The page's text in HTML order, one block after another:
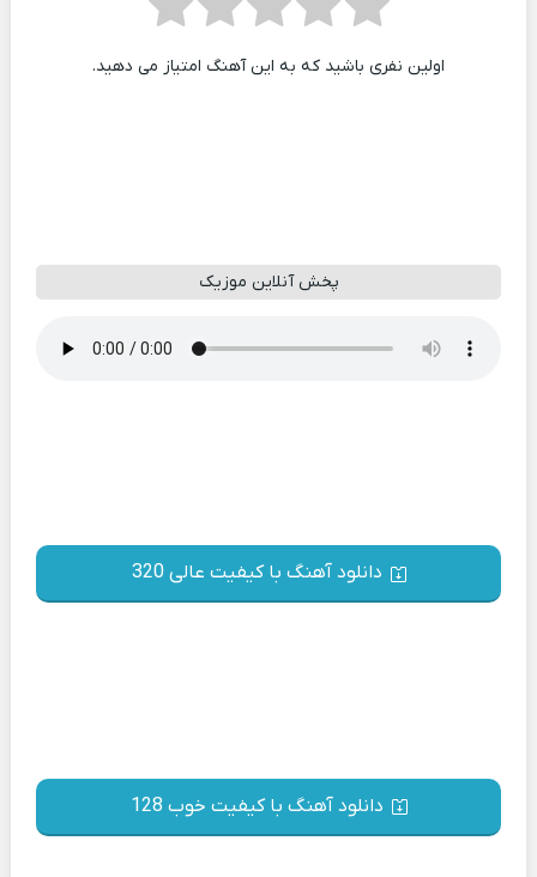
اولین نفری باشید که به این آهنگ امتیاز می دهید.
پخش آنلاین موزیک
دانلود آهنگ با کیفیت عالی 320
دانلود آهنگ با کیفیت خوب 128